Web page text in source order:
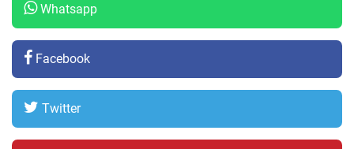
Whatsapp
Facebook
Twitter